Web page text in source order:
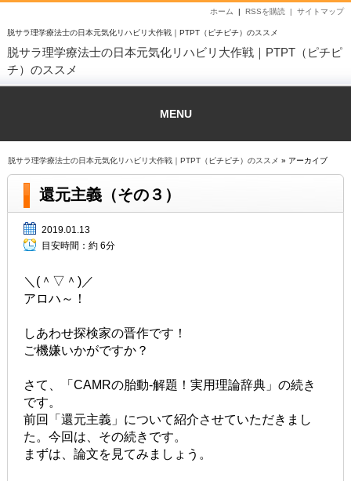
脱サラ理学療法士の日本元気化リハビリ大作戦｜PTPT（ピチピチ）のススメ
サイトマップ
RSSを購読 |
ホーム |
脱サラ理学療法士の日本元気化リハビリ大作戦｜PTPT（ピチピ
チ）のススメ
MENU
脱サラ理学療法士の日本元気化リハビリ大作戦｜PTPT（ピチピチ）のススメ » アーカイブ
還元主義（その３）
2019.01.13
目安時間： 約 6分
＼(＾▽＾)／
アロハ～！
しあわせ探検家の晋作です！
ご機嫌いかがですか？
さて、「CAMRの胎動-解題！実用理論辞典」の続き
です。
前回「還元主義」について紹介させていただきまし
た。今回は、その続きです。
まずは、論文を見てみましょう。